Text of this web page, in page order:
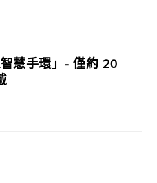
慧手環」- 僅約 20